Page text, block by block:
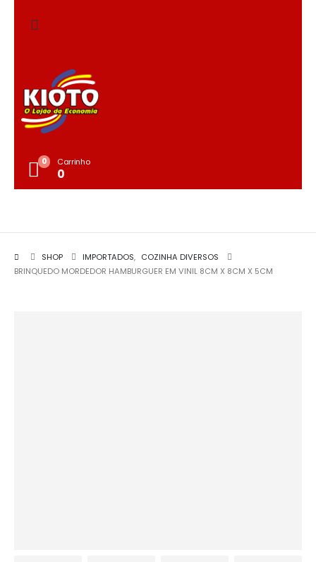
0 Carrinho
0
SHOP IMPORTADOS, COZINHA DIVERSOS
BRINQUEDO MORDEDOR HAMBURGUER EM VINIL 8CM X 8CM X 5CM